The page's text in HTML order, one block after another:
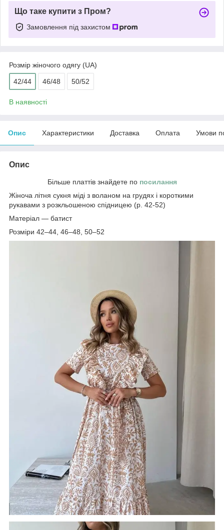
Що таке купити з Пром?
Замовлення під захистом
Розмір жіночого одягу (UA)
42/44 46/48 50/52
В наявності
Опис Характеристики Доставка Оплата Умови
Опис
Більше платтів знайдете по посилання
Жіноча літня сукня міді з воланом на грудях і короткими
рукавами з розкльошеною спідницею (р. 42-52)
Матеріал — батист
Розміри 42–44, 46–48, 50–52